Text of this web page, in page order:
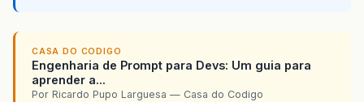
CASA DO CODIGO
Engenharia de Prompt para Devs: Um guia para
aprender a...
Por Ricardo Pupo Larguesa — Casa do Codigo